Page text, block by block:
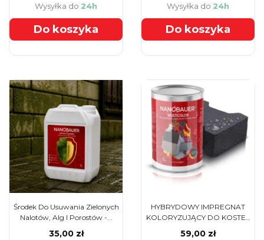
Wysyłka do 24h
Do koszyka
Wysyłka do 24h
Do koszyka
Środek Do Usuwania Zielonych
Nalotów, Alg I Porostów -...
35,00 zł
HYBRYDOWY IMPREGNAT
KOLORYZUJĄCY DO KOSTEK
BRUKOWYCH I...
59,00 zł